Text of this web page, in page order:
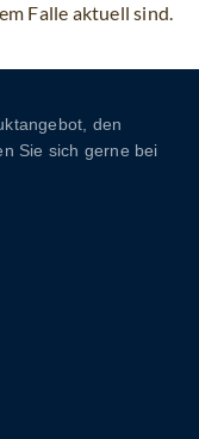
Falle aktuell sind.
den
Sie sich gerne bei